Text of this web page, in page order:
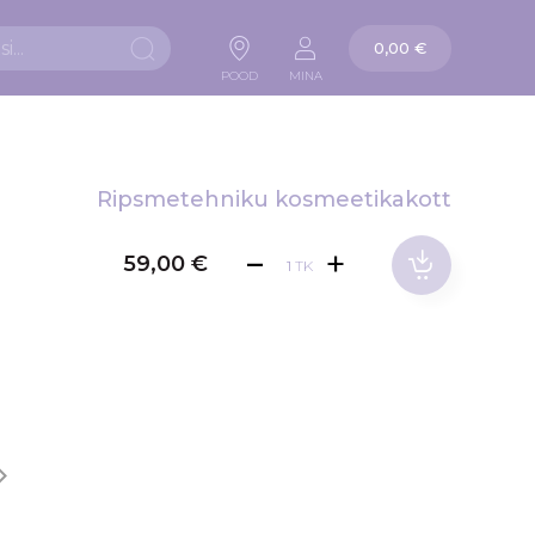
POOD MINA
Ostukorv
0,00 €
Ripsmetehniku kosmeetikakott
59,00 € TK